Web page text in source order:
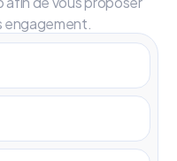
engagement.